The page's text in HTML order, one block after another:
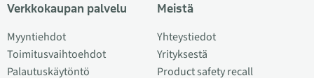
Verkkokaupan palvelu
Myyntiehdot
Toimitusvaihtoehdot
Palautuskäytöntö
Meistä
Yhteystiedot
Yrityksestä
Product safety recall